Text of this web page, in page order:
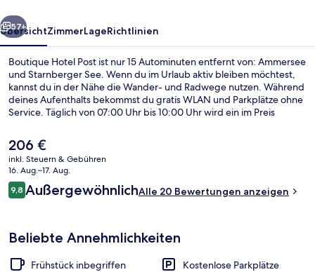
Weiter
57+
ÜbersichtZimmerLageRichtlinien
Boutique Hotel Post ist nur 15 Autominuten entfernt von: Ammersee
und Starnberger See. Wenn du im Urlaub aktiv bleiben möchtest,
kannst du in der Nähe die Wander- und Radwege nutzen. Während
deines Aufenthalts bekommst du gratis WLAN und Parkplätze ohne
Service. Täglich von 07:00 Uhr bis 10:00 Uhr wird ein im Preis
Garten gehören ebenfalls zum Angebot.
Der
aktuelle
Preis
beträgt
206 €.
206 €
inkl. Steuern & Gebühren
16. Aug.–17. Aug.
Bewertungen
9,89,8 von 10.
AußergewöhnlichAlle 20 Bewertungen anzeigen
Beliebte Annehmlichkeiten
Frühstück inbegriffen
Kostenlose Parkplätze